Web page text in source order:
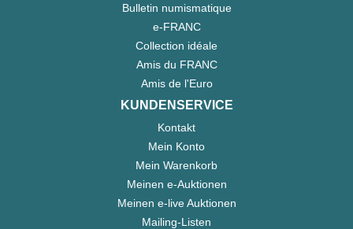
Bulletin numismatique
e-FRANC
Collection idéale
Amis du FRANC
Amis de l'Euro
KUNDENSERVICE
Kontakt
Mein Konto
Mein Warenkorb
Meinen e-Auktionen
Meinen e-live Auktionen
Mailing-Listen